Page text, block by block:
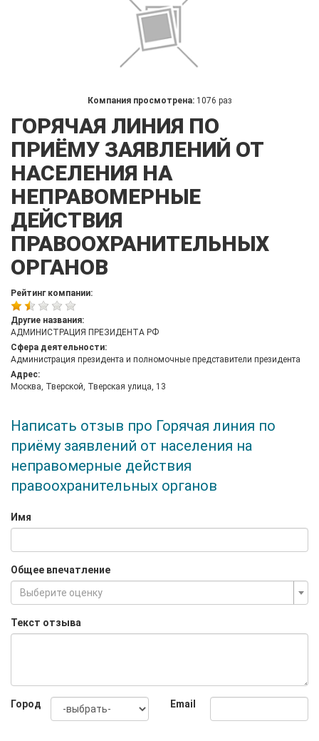
Компания просмотрена: 1076 раз
ГОРЯЧАЯ ЛИНИЯ ПО
ПРИЁМУ ЗАЯВЛЕНИЙ ОТ
НАСЕЛЕНИЯ НА
НЕПРАВОМЕРНЫЕ
ДЕЙСТВИЯ
ПРАВООХРАНИТЕЛЬНЫХ
ОРГАНОВ
Рейтинг компании:
Другие названия:
АДМИНИСТРАЦИЯ ПРЕЗИДЕНТА РФ
Сфера деятельности:
Администрация президента и полномочные представители президента
Адрес:
Москва, Тверской, Тверская улица, 13
Написать отзыв про Горячая линия по
приёму заявлений от населения на
неправомерные действия
правоохранительных органов
Имя
Общее впечатление
Выберите оценку
Текст отзыва
Город Email